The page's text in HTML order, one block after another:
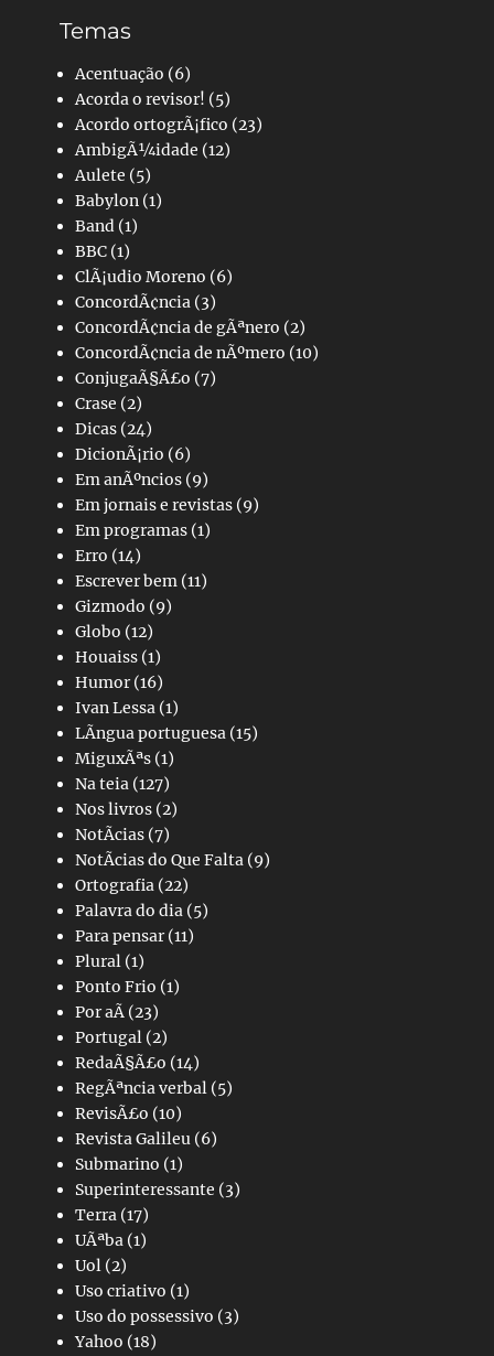
Temas
Acentuação (6)
Acorda o revisor! (5)
Acordo ortogrÃ¡fico (23)
AmbigÃ¼idade (12)
Aulete (5)
Babylon (1)
Band (1)
BBC (1)
ClÃ¡udio Moreno (6)
ConcordÃ¢ncia (3)
ConcordÃ¢ncia de gÃªnero (2)
ConcordÃ¢ncia de nÃºmero (10)
ConjugaÃ§Ã£o (7)
Crase (2)
Dicas (24)
DicionÃ¡rio (6)
Em anÃºncios (9)
Em jornais e revistas (9)
Em programas (1)
Erro (14)
Escrever bem (11)
Gizmodo (9)
Globo (12)
Houaiss (1)
Humor(16)
Ivan Lessa (1)
LÃ­ngua portuguesa (15)
MiguxÃªs (1)
Na teia (127)
Nos livros (2)
NotÃ­cias (7)
NotÃ­cias do Que Falta (9)
Ortografia (22)
Palavra do dia (5)
Para pensar(11)
Plural (1)
Ponto Frio (1)
Por aÃ­ (23)
Portugal (2)
RedaÃ§Ã£o (14)
RegÃªncia verbal (5)
RevisÃ£o (10)
Revista Galileu (6)
Submarino (1)
Superinteressante (3)
Terra (17)
UÃªba (1)
Uol (2)
Uso criativo (1)
Uso do possessivo (3)
Yahoo (18)